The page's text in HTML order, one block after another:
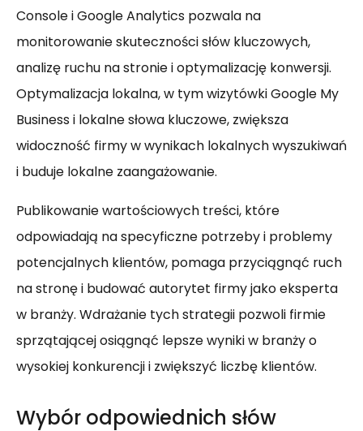
Console i Google Analytics pozwala na
monitorowanie skuteczności słów kluczowych,
analizę ruchu na stronie i optymalizację konwersji.
Optymalizacja lokalna, w tym wizytówki Google My
Business i lokalne słowa kluczowe, zwiększa
widoczność firmy w wynikach lokalnych wyszukiwań
i buduje lokalne zaangażowanie.
Publikowanie wartościowych treści, które
odpowiadają na specyficzne potrzeby i problemy
potencjalnych klientów, pomaga przyciągnąć ruch
na stronę i budować autorytet firmy jako eksperta
w branży. Wdrażanie tych strategii pozwoli firmie
sprzątającej osiągnąć lepsze wyniki w branży o
wysokiej konkurencji i zwiększyć liczbę klientów.
Wybór odpowiednich słów